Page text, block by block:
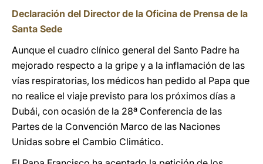
Declaración del Director de la Oficina de Prensa de la
Santa Sede
Aunque el cuadro clínico general del Santo Padre ha
mejorado respecto a la gripe y a la inflamación de las
vías respiratorias, los médicos han pedido al Papa que
no realice el viaje previsto para los próximos días a
Dubái, con ocasión de la 28ª Conferencia de las
Partes de la Convención Marco de las Naciones
Unidas sobre el Cambio Climático.